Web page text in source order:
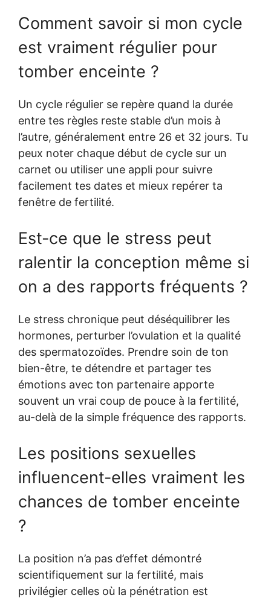
Comment savoir si mon cycle
est vraiment régulier pour
tomber enceinte ?
Un cycle régulier se repère quand la durée
entre tes règles reste stable d’un mois à
l’autre, généralement entre 26 et 32 jours. Tu
peux noter chaque début de cycle sur un
carnet ou utiliser une appli pour suivre
facilement tes dates et mieux repérer ta
fenêtre de fertilité.
Est-ce que le stress peut
ralentir la conception même si
on a des rapports fréquents ?
Le stress chronique peut déséquilibrer les
hormones, perturber l’ovulation et la qualité
des spermatozoïdes. Prendre soin de ton
bien-être, te détendre et partager tes
émotions avec ton partenaire apporte
souvent un vrai coup de pouce à la fertilité,
au-delà de la simple fréquence des rapports.
Les positions sexuelles
influencent-elles vraiment les
chances de tomber enceinte
?
La position n’a pas d’effet démontré
scientifiquement sur la fertilité, mais
privilégier celles où la pénétration est